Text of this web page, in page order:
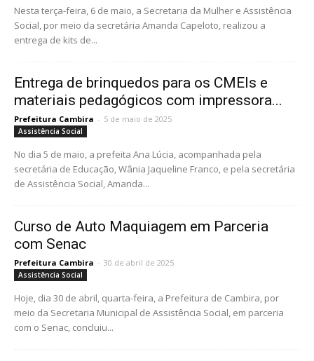
Nesta terça-feira, 6 de maio, a Secretaria da Mulher e Assistência
Social, por meio da secretária Amanda Capeloto, realizou a
entrega de kits de...
Entrega de brinquedos para os CMEIs e
materiais pedagógicos com impressora...
Prefeitura Cambira - 5 de maio de 2025
Assistência Social
No dia 5 de maio, a prefeita Ana Lúcia, acompanhada pela
secretária de Educação, Wânia Jaqueline Franco, e pela secretária
de Assistência Social, Amanda...
Curso de Auto Maquiagem em Parceria
com Senac
Prefeitura Cambira - 30 de abril de 2025
Assistência Social
Hoje, dia 30 de abril, quarta-feira, a Prefeitura de Cambira, por
meio da Secretaria Municipal de Assistência Social, em parceria
com o Senac, concluiu...